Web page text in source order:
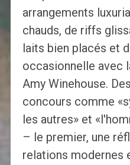
arrangements
chauds, de riffs
laits bien placés et
occasionnelle avec
Amy Winehouse.
concours comme
les autres» et
– le premier, une
relations modernes